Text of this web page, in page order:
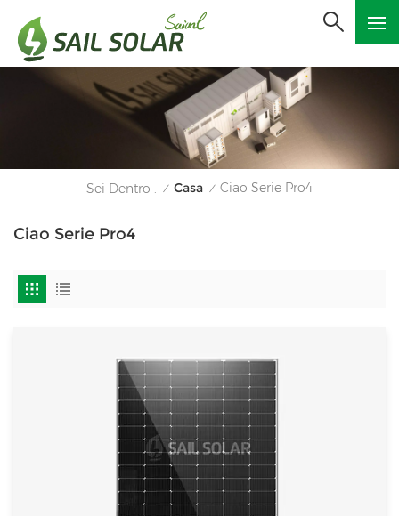
Sei Dentro : / Casa / Ciao Serie Pro4
Ciao Serie Pro4